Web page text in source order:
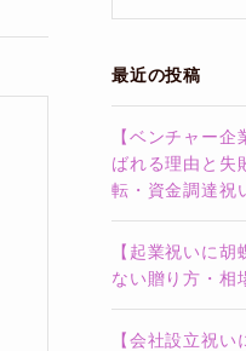
最近の投稿
【ベンチャー
ばれる理由と失
転・資金調達祝
【起業祝いに
ない贈り方・相
【会社設立祝